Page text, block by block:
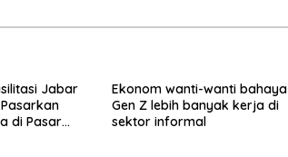
Jabar
di Pasar
Ekonom wanti-wanti bahaya
Gen Z lebih banyak kerja di
sektor informal